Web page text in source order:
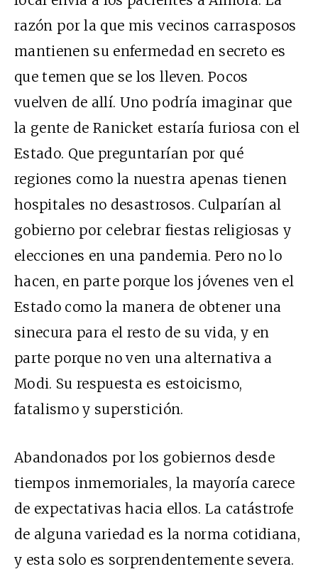
razón por la que mis vecinos carrasposos
mantienen su enfermedad en secreto es
que temen que se los lleven. Pocos
vuelven de allí. Uno podría imaginar que
la gente de Ranicket estaría furiosa con el
Estado. Que preguntarían por qué
regiones como la nuestra apenas tienen
hospitales no desastrosos. Culparían al
gobierno por celebrar fiestas religiosas y
elecciones en una pandemia. Pero no lo
hacen, en parte porque los jóvenes ven el
Estado como la manera de obtener una
sinecura para el resto de su vida, y en
parte porque no ven una alternativa a
Modi. Su respuesta es estoicismo,
fatalismo y superstición.
Abandonados por los gobiernos desde
tiempos inmemoriales, la mayoría carece
de expectativas hacia ellos. La catástrofe
de alguna variedad es la norma cotidiana,
y esta solo es sorprendentemente severa.